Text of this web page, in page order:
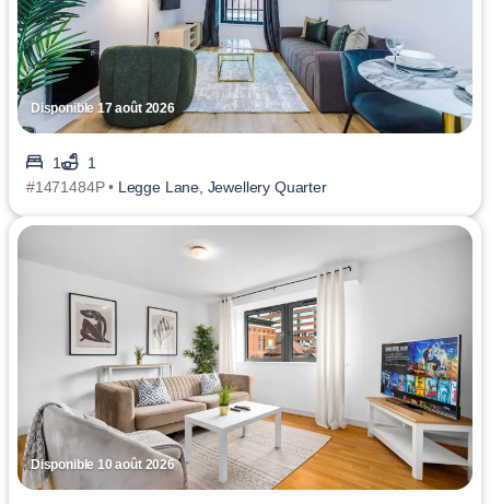
Disponible 17 août 2026
1
1
#1471484P • Legge Lane, Jewellery Quarter
Disponible 10 août 2026